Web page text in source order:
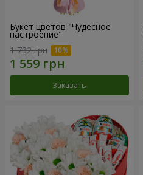
Букет цветов "Чудесное
настроение"
1 732 грн
Заказать